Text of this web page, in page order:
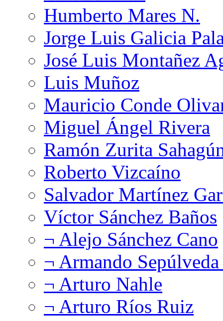
Humberto Mares N.
Jorge Luis Galicia
José Luis Montañez
Luis Muñoz
Mauricio Conde
Miguel Ángel Rivera
Ramón Zurita
Roberto Vizcaíno
Salvador Martínez
Víctor Sánchez Baños
¬ Alejo Sánchez Cano
¬ Armando
¬ Arturo Nahle
¬ Arturo Ríos Ruiz